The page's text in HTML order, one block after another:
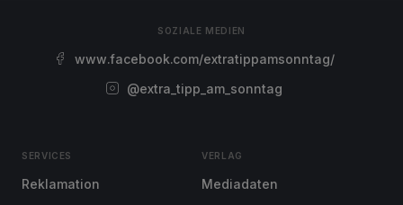
SOZIALE MEDIEN
www.facebook.com/extratippamsonntag/
@extra_tipp_am_sonntag
SERVICES
Reklamation
VERLAG
Mediadaten